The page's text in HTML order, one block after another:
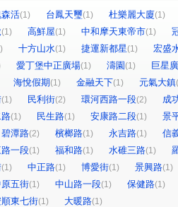
活(1) 台鳳天璽(1) 杜樂麗大廈(1)
(1) 高鮮屋(1) 中和摩天東帝市(1)
十方山水(1) 捷運新都星(1)
宏盛
愛丁堡中正廣場(1) 濤園(1)
巨星
海悅假期(1) 金融天下(1) 元氣大鎮
(1) 民利街(2) 環河西路一段(2)
成
(1) 民生路(1) 安康路二段(1)
景
碧潭路(2) 檳榔路(1) 永吉路(1)
信
一段(1) 福和路(1) 水碓三路(1)
(1) 中正路(1) 博愛街(1) 景興路(1)
五街(1) 中山路一段(1) 保健路(1)
東七街(1) 大暖路(1)